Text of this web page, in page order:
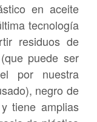
en aceite
tecnología
residuos de
puede ser
por nuestra
negro de
tiene amplias